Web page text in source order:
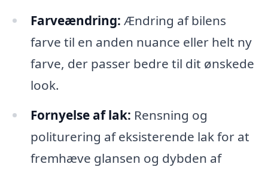
Farveændring: Ændring af bilens
farve til en anden nuance eller helt ny
farve, der passer bedre til dit ønskede
look.
Fornyelse af lak: Rensning og
politurering af eksisterende lak for at
fremhæve glansen og dybden af